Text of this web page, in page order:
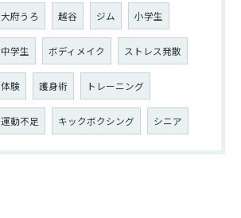
大府うろ 越谷 ジム 小学生
中学生 ボディメイク ストレス発散
体験 護身術 トレーニング
運動不足 キックボクシング シニア